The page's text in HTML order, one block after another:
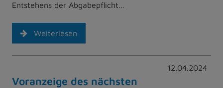
Entstehens der Abgabepflicht…
Weiterlesen
12.04.2024
Voranzeige des nächsten